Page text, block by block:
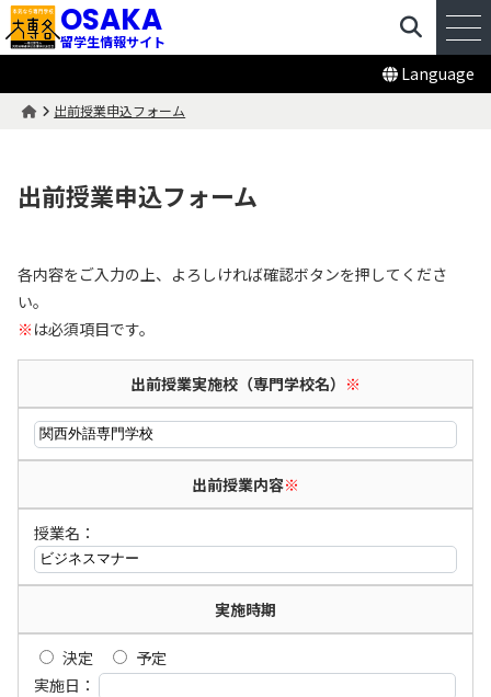
OSAKA
留学生情報サイト
Language
出前授業申込フォーム
出前授業申込フォーム
各内容をご入力の上、よろしければ確認ボタンを押してくださ
い。
※ は必須項目です。
出前授業実施校（専門学校名） ※
出前授業内容※
授業名：
実施時期
決定
予定
実施日：